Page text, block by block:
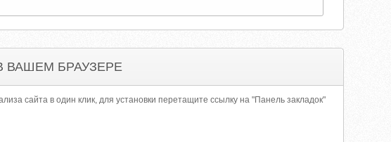
ВАШЕМ БРАУЗЕРЕ
сайта в один клик, для установки перетащите ссылку на "Панель закладок"